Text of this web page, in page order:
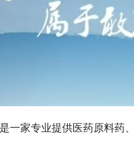
家专业提供医药原料药